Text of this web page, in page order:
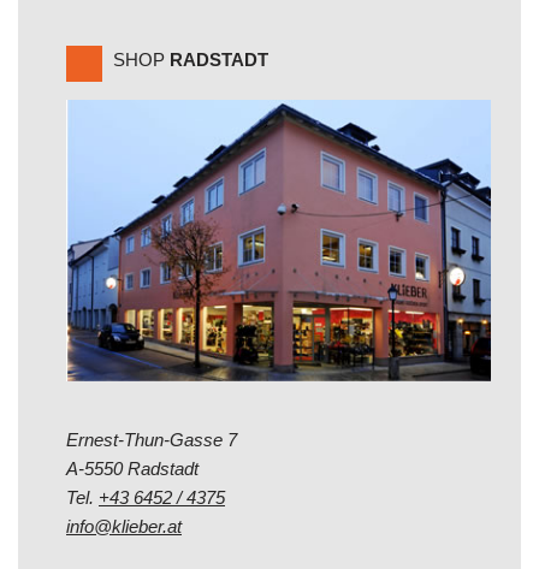
SHOP RADSTADT
Ernest-Thun-Gasse 7
A-5550 Radstadt
Tel. +43 6452 / 4375
info@klieber.at